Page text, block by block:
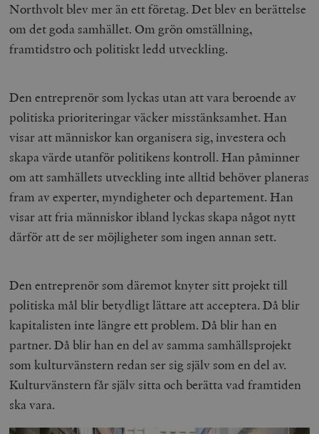
Northvolt blev mer än ett företag. Det blev en berättelse
om det goda samhället. Om grön omställning,
framtidstro och politiskt ledd utveckling.
Den entreprenör som lyckas utan att vara beroende av
politiska prioriteringar väcker misstänksamhet. Han
visar att människor kan organisera sig, investera och
skapa värde utanför politikens kontroll. Han påminner
om att samhällets utveckling inte alltid behöver planeras
fram av experter, myndigheter och departement. Han
visar att fria människor ibland lyckas skapa något nytt
därför att de ser möjligheter som ingen annan sett.
Den entreprenör som däremot knyter sitt projekt till
politiska mål blir betydligt lättare att acceptera. Då blir
kapitalisten inte längre ett problem. Då blir han en
partner. Då blir han en del av samma samhällsprojekt
som kulturvänstern redan ser sig själv som en del av.
Kulturvänstern får själv sitta och berätta vad framtiden
ska vara.